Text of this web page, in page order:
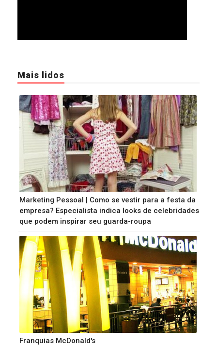
Mais lidos
Marketing Pessoal | Como se vestir para a festa da
empresa? Especialista indica looks de celebridades
que podem inspirar seu guarda-roupa
Franquias McDonald's